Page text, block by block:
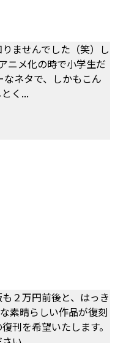
ませんでした（笑）し
ニメ化の時で小学生だ
ネタで、しかもこん
く...
２万円前後と、はっき
素晴らしい作品が復刻
刊を希望いたします。